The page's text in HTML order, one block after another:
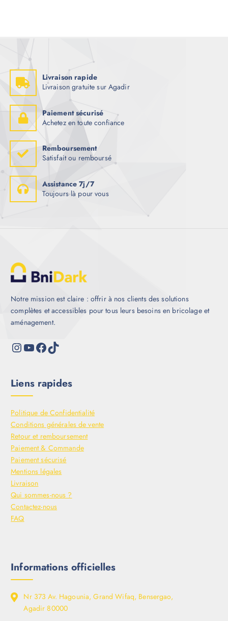
Livraison rapide
Livraison gratuite sur Agadir
Paiement sécurisé
Achetez en toute confiance
Remboursement
Satisfait ou remboursé
Assistance 7j/7
Toujours là pour vous
Notre mission est claire : offrir à nos clients des solutions
complètes et accessibles pour tous leurs besoins en bricolage et
aménagement.
Liens rapides
Politique de Confidentialité
Conditions générales de vente
Retour et remboursement
Paiement & Commande
Paiement sécurisé
Mentions légales
Livraison
Qui sommes-nous ?
Contactez-nous
FAQ
Informations officielles
Nr 373 Av. Hagounia, Grand Wifaq, Bensergao,
Agadir 80000